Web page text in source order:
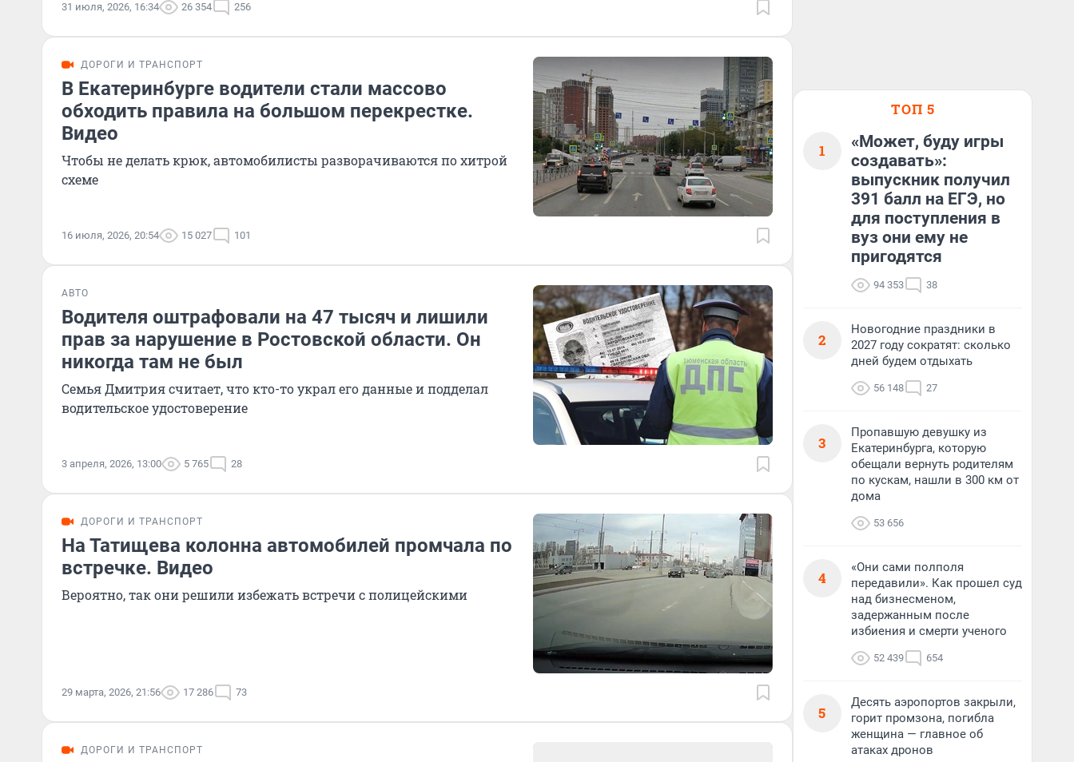
31 июля, 2026, 16:34 26 354 256
ДОРОГИ И ТРАНСПОРТ
В Екатеринбурге водители стали массово
обходить правила на большом перекрестке.
Видео
Чтобы не делать крюк, автомобилисты разворачиваются по хитрой
схеме
16 июля, 2026, 20:54 15 027 101
АВТО
Водителя оштрафовали на 47 тысяч и лишили
прав за нарушение в Ростовской области. Он
никогда там не был
Семья Дмитрия считает, что кто-то украл его данные и подделал
водительское удостоверение
3 апреля, 2026, 13:00 5 765 28
ДОРОГИ И ТРАНСПОРТ
На Татищева колонна автомобилей промчала по
встречке. Видео
Вероятно, так они решили избежать встречи с полицейскими
29 марта, 2026, 21:56 17 286 73
ДОРОГИ И ТРАНСПОРТ
ТОП 5
1
«Может, буду игры
создавать»:
выпускник получил
391 балл на ЕГЭ, но
для поступления в
вуз они ему не
пригодятся
94 353 38
2
Новогодние праздники в
2027 году сократят: сколько
дней будем отдыхать
56 148 27
3
Пропавшую девушку из
Екатеринбурга, которую
обещали вернуть родителям
по кускам, нашли в 300 км от
дома
53 656
4
«Они сами полполя
передавили». Как прошел суд
над бизнесменом,
задержанным после
избиения и смерти ученого
52 439 654
5
Десять аэропортов закрыли,
горит промзона, погибла
женщина — главное об
атаках дронов